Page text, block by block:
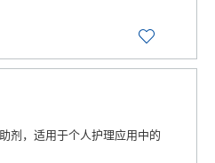
剂，适用于个人护理应用中的